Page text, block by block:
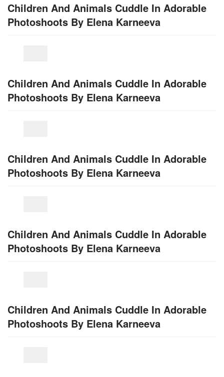
Children And Animals Cuddle In Adorable
Photoshoots By Elena Karneeva
Children And Animals Cuddle In Adorable
Photoshoots By Elena Karneeva
Children And Animals Cuddle In Adorable
Photoshoots By Elena Karneeva
Children And Animals Cuddle In Adorable
Photoshoots By Elena Karneeva
Children And Animals Cuddle In Adorable
Photoshoots By Elena Karneeva